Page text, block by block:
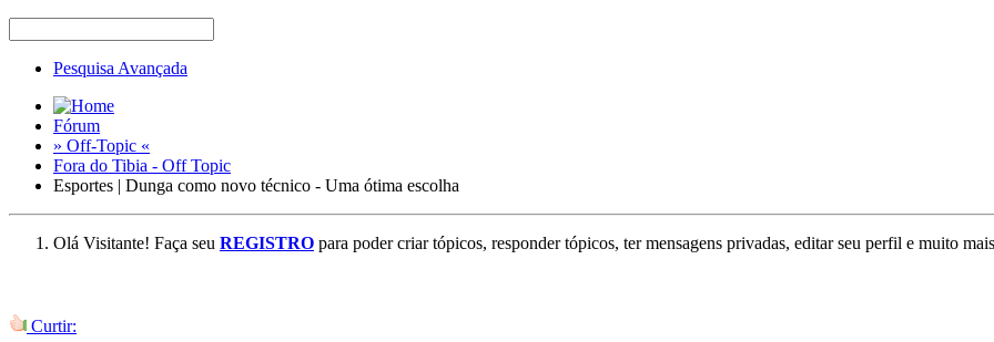
Pesquisa Avançada
Fórum
» Off-Topic «
Fora do Tibia - Off Topic
Esportes | Dunga como novo técnico - Uma ótima escolha
Olá Visitante! Faça seu REGISTRO para poder criar tópicos, responder tópicos, ter mensagens privadas, editar seu perfil e muito
Curtir: